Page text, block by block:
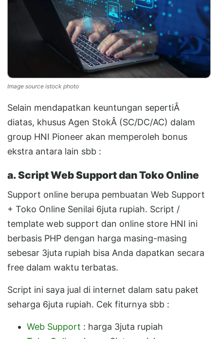
Image source istock photo
Selain mendapatkan keuntungan sepertiÂ
diatas, khusus Agen StokÂ (SC/DC/AC) dalam
group HNI Pioneer akan memperoleh bonus
ekstra antara lain sbb :
a. Script Web Support dan Toko Online
Support online berupa pembuatan Web Support
+ Toko Online Senilai 6juta rupiah. Script /
template web support dan online store HNI ini
berbasis PHP dengan harga masing-masing
sebesar 3juta rupiah bisa Anda dapatkan secara
free dalam waktu terbatas.
Script ini saya jual di internet dalam satu paket
seharga 6juta rupiah. Cek fiturnya sbb :
Web Support : harga 3juta rupiah